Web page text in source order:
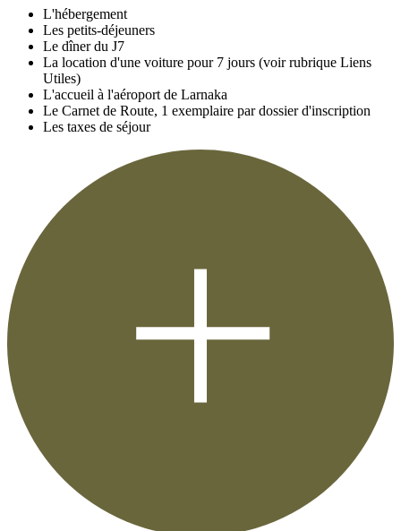
L'hébergement
Les petits-déjeuners
Le dîner du J7
La location d'une voiture pour 7 jours (voir rubrique Liens
Utiles)
L'accueil à l'aéroport de Larnaka
Le Carnet de Route, 1 exemplaire par dossier d'inscription
Les taxes de séjour